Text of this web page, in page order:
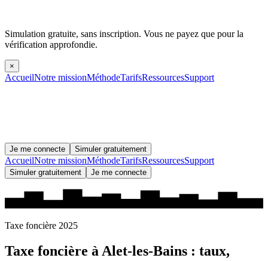
Simulation gratuite, sans inscription. Vous ne payez que pour la
vérification approfondie.
×
AccueilNotre missionMéthodeTarifsRessourcesSupport
Je me connecte Simuler gratuitement
AccueilNotre missionMéthodeTarifsRessourcesSupport
Simuler gratuitement Je me connecte
Taxe foncière 2025
Taxe foncière àAlet-les-Bains : taux,